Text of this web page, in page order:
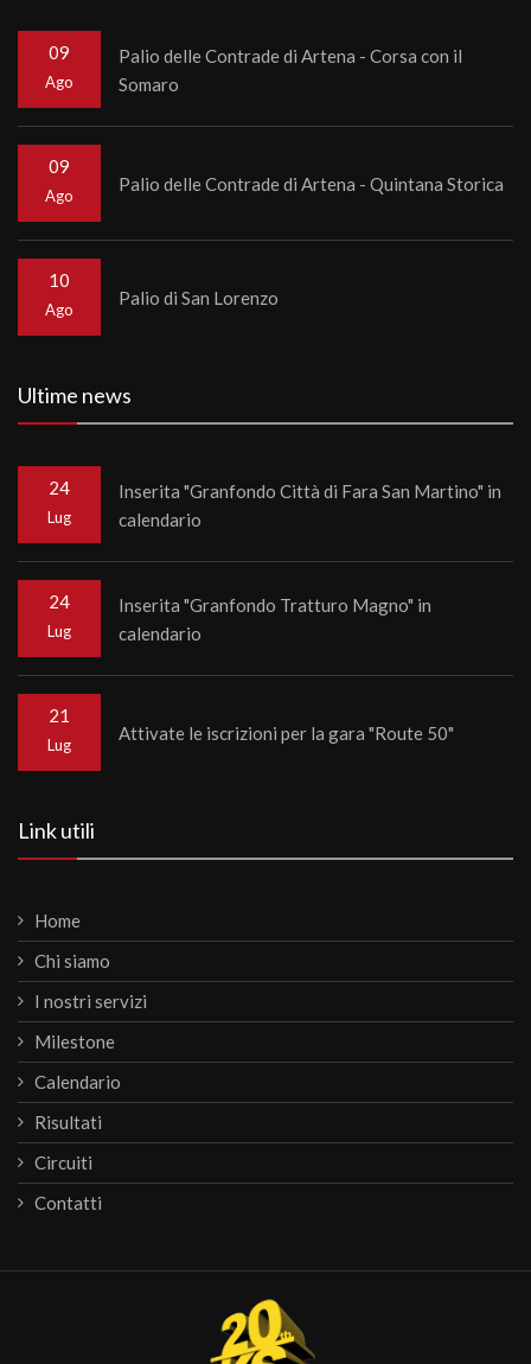
09
Ago
Palio delle Contrade di Artena - Corsa con il
Somaro
09
Ago
Palio delle Contrade di Artena - Quintana Storica
10
Ago
Palio di San Lorenzo
Ultime news
24
Lug
Inserita "Granfondo Città di Fara San Martino" in
calendario
24
Lug
Inserita "Granfondo Tratturo Magno" in
calendario
21
Lug
Attivate le iscrizioni per la gara "Route 50"
Link utili
Home
Chi siamo
I nostri servizi
Milestone
Calendario
Risultati
Circuiti
Contatti